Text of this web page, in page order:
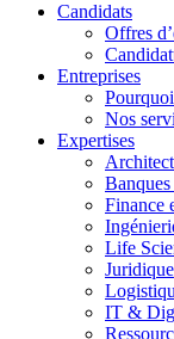
Candidats
Offres
Entreprises
Nos
Expertises
Finance
Life
Juridique
IT &